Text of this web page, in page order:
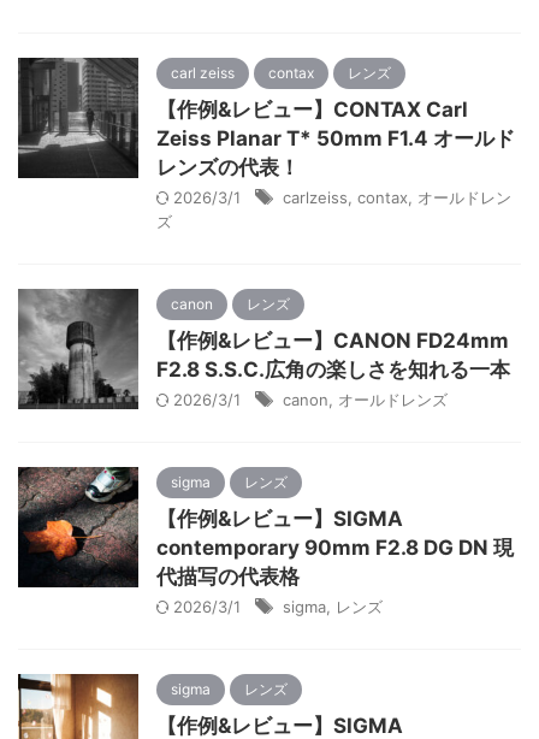
carl zeiss contax レンズ
【作例&レビュー】CONTAX Carl
Zeiss Planar T* 50mm F1.4 オールド
レンズの代表！
2026/3/1 carlzeiss contax
オールドレン
ズ
canon レンズ
【作例&レビュー】CANON FD24mm
F2.8 S.S.C.広角の楽しさを知れる一本
2026/3/1 canon オールドレンズ
sigma レンズ
【作例&レビュー】SIGMA
contemporary 90mm F2.8 DG DN 現
代描写の代表格
2026/3/1 sigma レンズ
sigma レンズ
【作例&レビュー】SIGMA